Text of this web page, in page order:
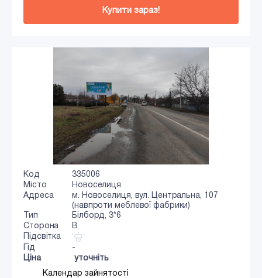
Купити зараз!
Код
335006
Місто
Новоселиця
Адреса
м. Новоселиця, вул. Центральна, 107
(навпроти меблевої фабрики)
Тип
Білборд, 3*6
Сторона
B
Підсвітка
Гід
-
Ціна
уточніть
Календар зайнятості